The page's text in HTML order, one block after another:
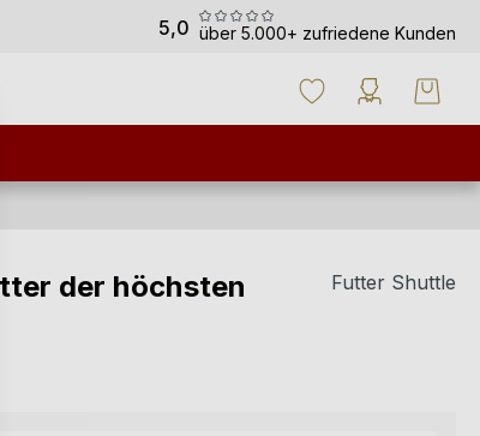
5,0 über 5.000+ zufriedene Kunden
der höchsten
Futter Shuttle